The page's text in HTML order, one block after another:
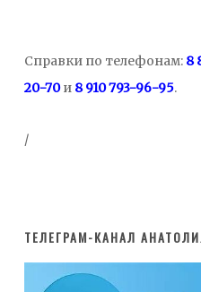
Справки по телефонам: 8
20-70и 8 910 793-96-95.
/
ТЕЛЕГРАМ-КАНАЛ